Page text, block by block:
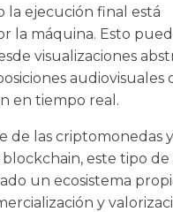
la ejecución final está
la máquina. Esto
visualizaciones
audiovisuales
en tiempo real.
de las criptomonedas
este tipo de
un ecosistema
y